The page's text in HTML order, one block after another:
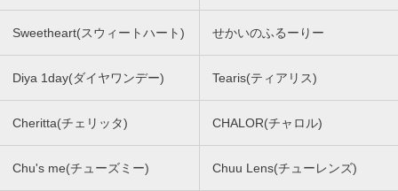
Sweetheart(スウィートハート) せかいのふるーりー
Diya 1day(ダイヤワンデー) Tearis(ティアリス)
Cheritta(チェリッタ) CHALOR(チャロル)
Chu's me(チューズミー) Chuu Lens(チューレンズ)